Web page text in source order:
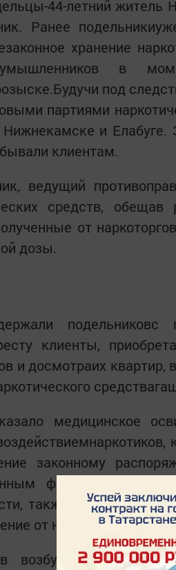
44-летний житель
Ранее
хранение
в
под
партиями
и Елабуге.
клиентам.
ведущий
средств, обещав
от
дозы.
подельниковс
клиенты,
и досмотраих квартир,
медицинское
законному
фактам,
также по решению
от наркомании.
возбуждено